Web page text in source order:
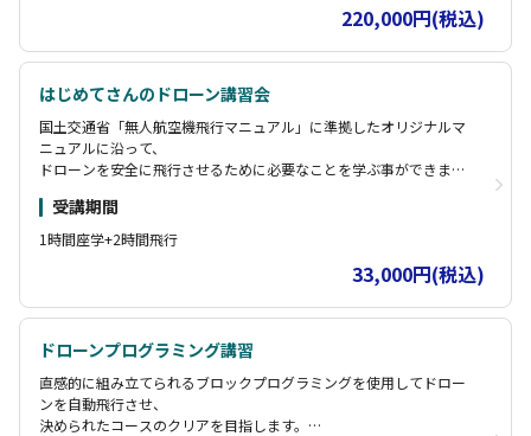
「人の管理」「機材管理」「体制管理」「飛行計画管理」などドロ
事故はドローンの墜落と共に事業者の信頼も失墜してしまいます。
220,000円(税込)
はじめてさんのドローン講習会
国土交通省「無人航空機飛行マニュアル」に準拠したオリジナルマ
ニュアルに沿って、
ドローンを安全に飛行させるために必要なことを学ぶ事ができま
また、実際の空撮に使われるドローンを使って操縦訓練もします。
ドローンを受講前よりももっと身近なものに感じていただけるはず
日本ドローンビジネスサポート協会認定の修了証が発行されます。
受講期間
1時間座学+2時間飛行
33,000円(税込)
ドローンプログラミング講習
直感的に組み立てられるブロックプログラミングを使用してドロー
ンを自動飛行させ、
決められたコースのクリアを目指します。